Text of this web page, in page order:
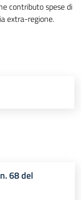
contributo spese di
extra-regione.
68 del